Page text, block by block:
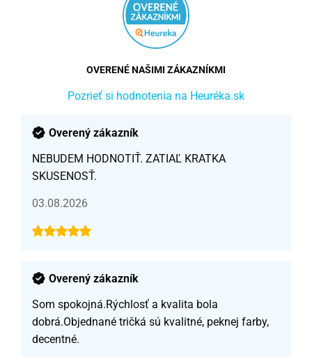
OVERENÉ NAŠIMI ZÁKAZNÍKMI
Pozrieť si hodnotenia na Heuréka.sk
Overený zákazník
NEBUDEM HODNOTIŤ. ZATIAĽ KRATKA
SKUSENOSŤ.
03.08.2026
Overený zákazník
Som spokojná.Rýchlosť a kvalita bola
dobrá.Objednané tričká sú kvalitné, peknej farby,
decentné.